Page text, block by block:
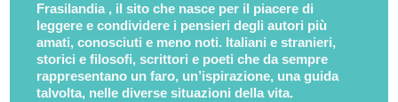
Frasilandia , il sito che nasce per il piacere di
leggere e condividere i pensieri degli autori più
amati, conosciuti e meno noti. Italiani e stranieri,
storici e filosofi, scrittori e poeti che da sempre
rappresentano un faro, un’ispirazione, una guida
talvolta, nelle diverse situazioni della vita.